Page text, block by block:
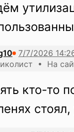
• На
кто-то